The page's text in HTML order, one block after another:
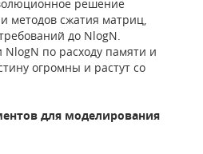
решение
методов сжатия матриц,
до NlogN.
по расходу памяти и
огромны и растут со
для моделирования